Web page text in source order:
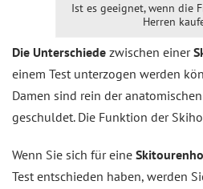
Ist es geeignet, wenn die
Herren
Die Unterschiede zwischen einer
einem Test unterzogen werden
Damen sind rein der
geschuldet. Die Funktion der
Wenn Sie sich für eine
Test entschieden haben, werden